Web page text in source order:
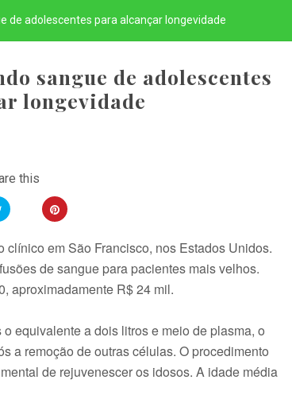
de adolescentes para alcançar longevidade
sangue de adolescentes
longevidade
em São Francisco, nos Estados Unidos.
de sangue para pacientes mais velhos.
aproximadamente R$ 24 mil.
equivalente a dois litros e meio de plasma, o
a remoção de outras células. O procedimento
de rejuvenescer os idosos. A idade média